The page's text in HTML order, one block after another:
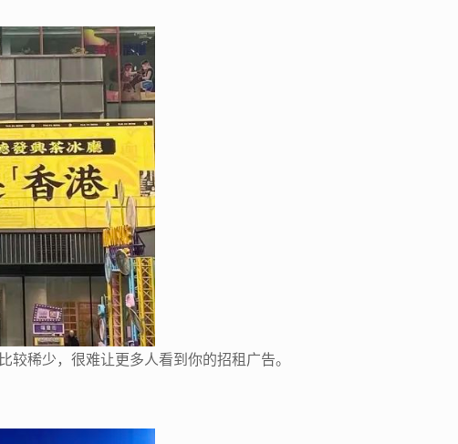
稀少，很难让更多人看到你的招租广告。